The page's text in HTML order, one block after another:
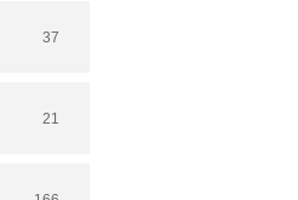
37
21